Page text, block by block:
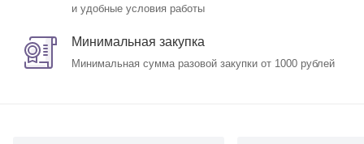
и удобные условия работы
Минимальная закупка
Минимальная сумма разовой закупки от 1000 рублей